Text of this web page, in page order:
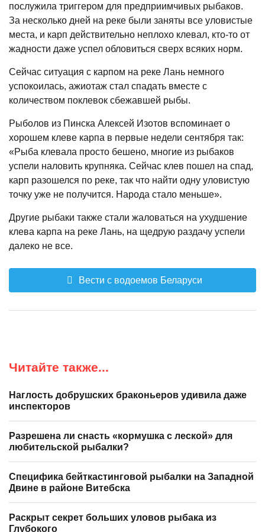
послужила триггером для предприимчивых рыбаков.
За несколько дней на реке были заняты все уловистые
места, и карп действительно неплохо клевал, кто-то от
жадности даже успел обловиться сверх всяких норм.
Сейчас ситуация с карпом на реке Лань немного
успокоилась, ажиотаж стал спадать вместе с
количеством поклевок сбежавшей рыбы.
Рыболов из Пинска Алексей Изотов вспоминает о
хорошем клеве карпа в первые недели сентября так:
«Рыба клевала просто бешено, многие из рыбаков
успели наловить крупняка. Сейчас клев пошел на спад,
карп разошелся по реке, так что найти одну уловистую
точку уже не получится. Народа стало меньше».
Другие рыбаки также стали жаловаться на ухудшение
клева карпа на реке Лань, на щедрую раздачу успели
далеко не все.
Вести с водоемов Беларуси
Читайте также...
Наглость добрушских браконьеров удивила даже
инспекторов
Разрешена ли снасть «кормушка с леской» для
любительской рыбалки?
Специфика бейткастинговой рыбалки на Западной
Двине в районе Витебска
Раскрыт секрет больших уловов рыбака из
Глубокого